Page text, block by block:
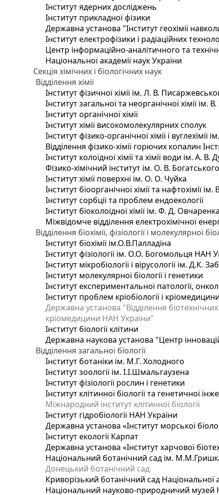
Інститут ядерних досліджень
Інститут прикладної фізики
Державна установа "Інститут геохімії
Інститут електрофізики і радіаційних
Центр інформаційно-аналітичного та
Національної академії наук України
Секція хімічних і біологічних наук
Відділення хімії
Інститут фізичної хімії ім. Л. В.
Інститут загальної та неорганічної хімії ім.
Інститут органічної хімії
Інститут хімії високомолекулярних сполук
Інститут фізико-органічної хімії і
Відділення фізико-хімії горючих копалин
Інститут колоїдної хімії та хімії води ім. А.
Фізико-хімічний інститут ім. О. В.
Інститут хімії поверхні ім. О. О. Чуйка
Інститут біоорганічної хімії та нафтохімії
Інститут сорбції та проблем ендоекології
Інститут біоколоїдної хімії ім. Ф. Д.
Міжвідомче відділення електрохімічної
Відділення біохімії, фізіології і молекулярної
Інститут біохімії ім.О.В.Палладіна
Інститут фізіології ім. О.О. Богомольця НАН
Інститут мікробіології і вірусології ім. Д.К.
Інститут молекулярної біології і генетики
Інститут експериментальної патології,
Інститут проблем кріобіології і
Державна установа "Відділення
кріомедицини НАН України"
Інститут біології клітини
Державна наукова установа "Центр
Відділення загальної біології
Інститут ботаніки ім. М.Г. Холодного
Інститут зоології ім. І.І.Шмальгаузена
Інститут фізіології рослин і генетики
Інститут клітинної біології та генетичної
Міжнародний інститут клітинної біології
Інститут гідробіології НАН України
Державна установа «Інститут морської
Інститут екології Карпат
Державна установа «Інститут харчової
Національний ботанічний сад ім.
Донецький ботанічний сад
Криворізький ботанічний сад Національної
Національний науково-природничий музей